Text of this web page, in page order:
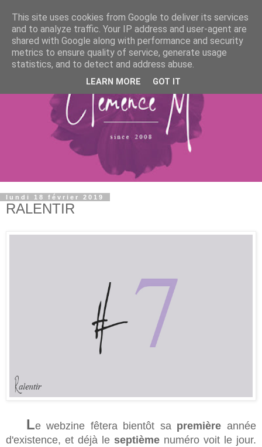
lundi 18 février 2019
RALENTIR
Le webzine fêtera bientôt sa première année
d'existence, et déjà le septième numéro voit le jour.
This site uses cookies from Google to deliver its services
and to analyze traffic. Your IP address and user-agent are
shared with Google along with performance and security
metrics to ensure quality of service, generate usage
statistics, and to detect and address abuse.
LEARN MORE GOT IT